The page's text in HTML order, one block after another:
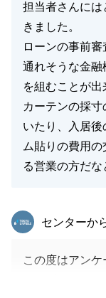
担当者さんに
きました。
ローンの事前
通れそうな金融
を組むことが出
カーテンの採
いたり、入居
ム貼りの費用
る営業の方だな
東急リバブル
センターか
この度はアン